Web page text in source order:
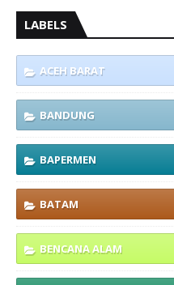
LABELS
ACEH BARAT
BANDUNG
BAPERMEN
BATAM
BENCANA ALAM